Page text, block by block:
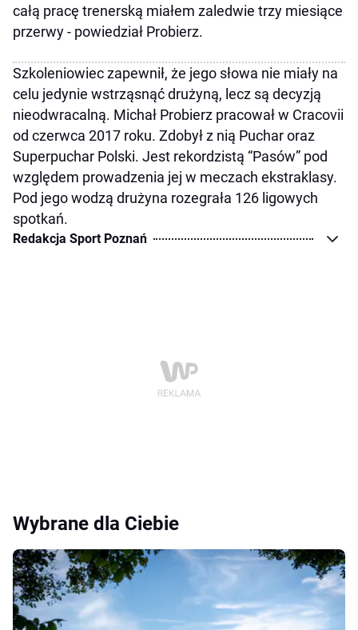
całą pracę trenerską miałem zaledwie trzy miesiące
przerwy - powiedział Probierz.
Szkoleniowiec zapewnił, że jego słowa nie miały na
celu jedynie wstrząsnąć drużyną, lecz są decyzją
nieodwracalną. Michał Probierz pracował w Cracovii
od czerwca 2017 roku. Zdobył z nią Puchar oraz
Superpuchar Polski. Jest rekordzistą “Pasów” pod
względem prowadzenia jej w meczach ekstraklasy.
Pod jego wodzą drużyna rozegrała 126 ligowych
spotkań.
Redakcja Sport Poznań
Wybrane dla Ciebie